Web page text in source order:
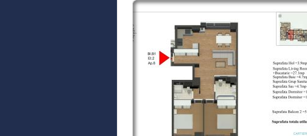
* Planurile si suprafetele sunt cu titlu informativ.